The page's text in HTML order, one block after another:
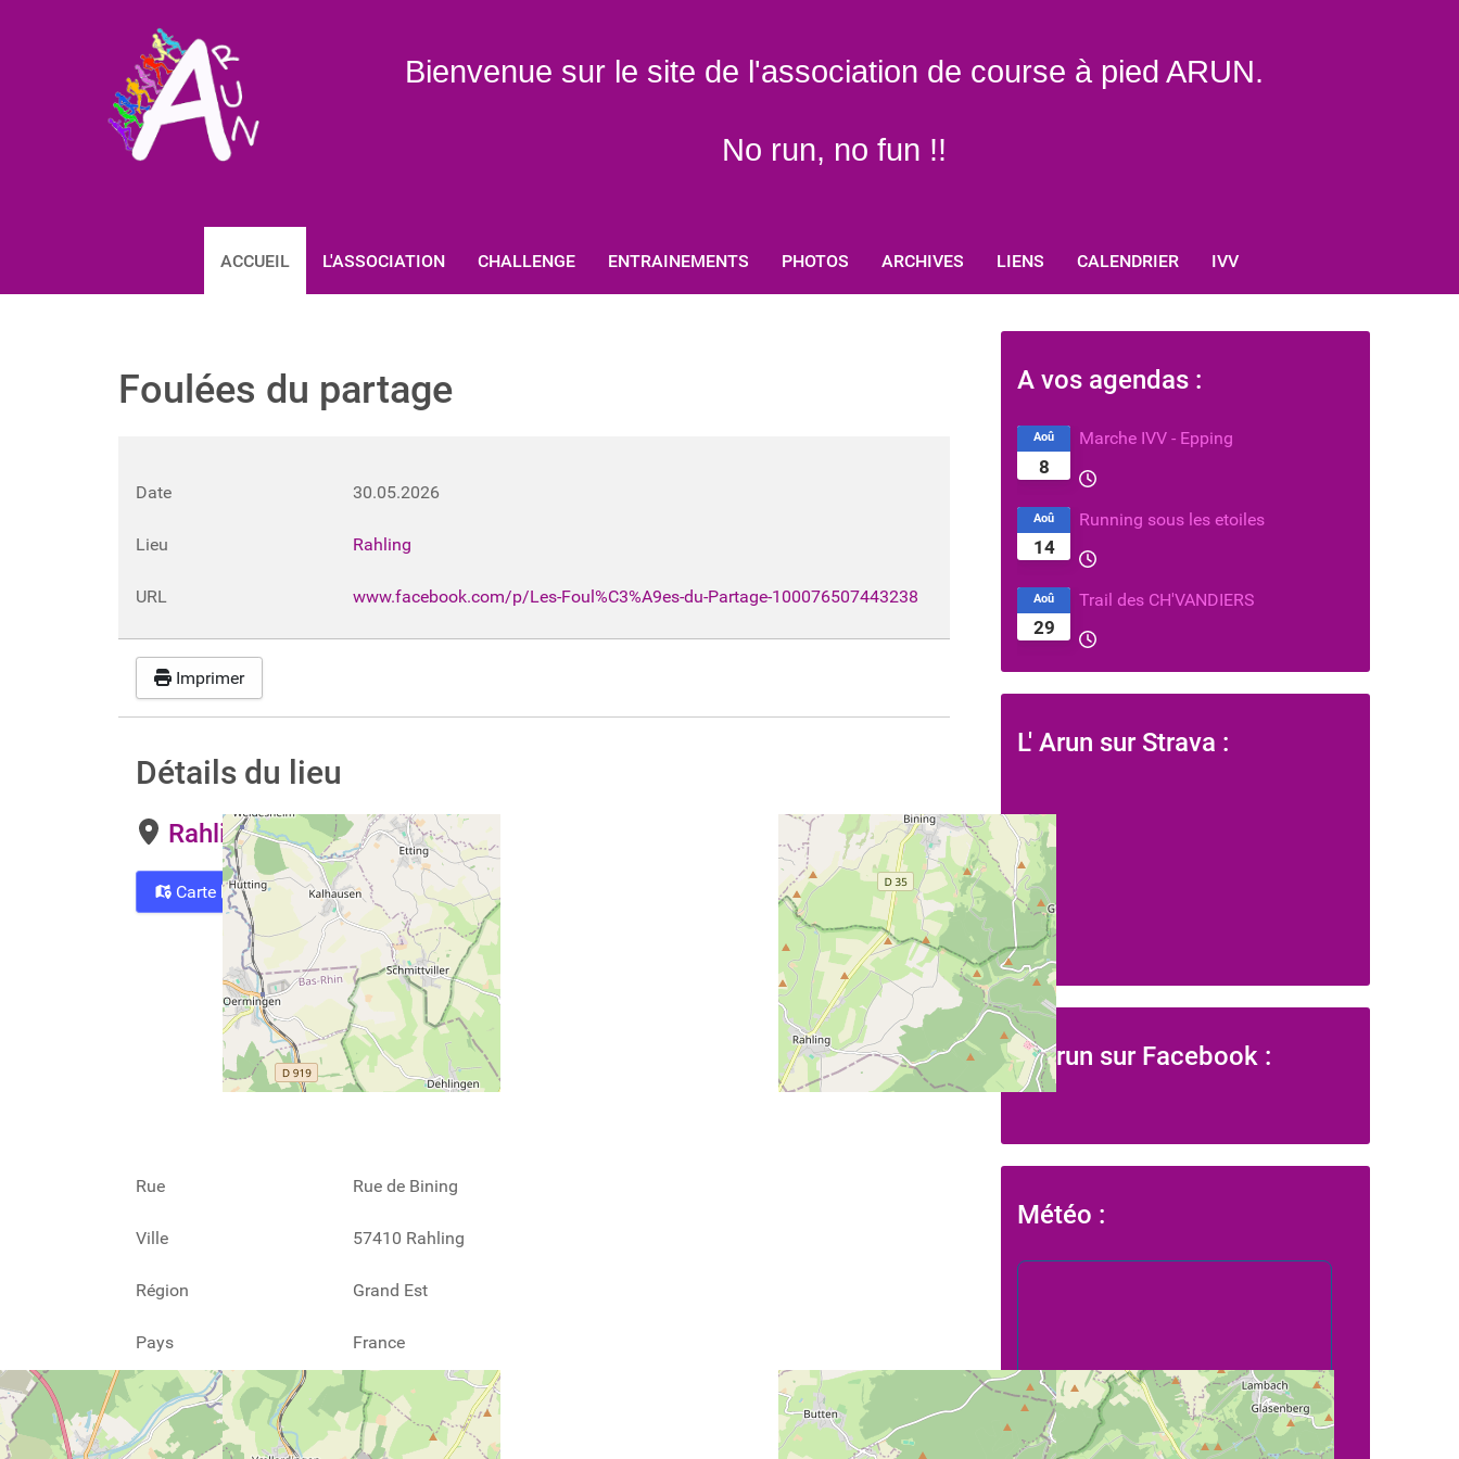
Bienvenue sur le site de l'association de course à pied ARUN.
No run, no fun !!
ACCUEIL L'ASSOCIATION CHALLENGE ENTRAINEMENTS PHOTOS ARCHIVES LIENS CALENDRIER IVV
Foulées du partage
Date 30.05.2026
Lieu Rahling
URL www.facebook.com/p/Les-Foul%C3%A9es-du-Partage-100076507443238
Imprimer
Détails du lieu
Rahling
Carte Directions
Rue Rue de Bining
Ville 57410 Rahling
Région Grand Est
Pays France
A vos agendas :
8
Aoû Marche IVV - Epping
14
Aoû Running sous les etoiles
29
Aoû Trail des CH'VANDIERS
L' Arun sur Strava :
L' Arun sur Facebook :
Météo :